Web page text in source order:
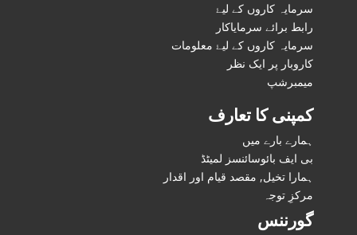
سرمایہ کاروں کے لیۓ
رابط برائے سرمایاکار
سرمایہ کاروں کے لیۓ معلومات
کاروبار پر ایک نظر
میمبرشپ
کمپنی کا تعارف
ہمارے بارے میں
بی ایف بائوسائنسز لمیٹڈ
ہمارا تخیل, مقصد قیام اور اقدار
مرکزِ توجہ
گورننس